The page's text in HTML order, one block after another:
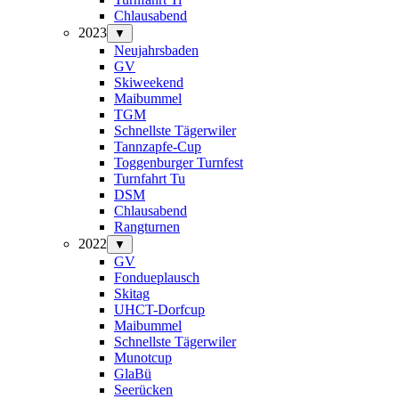
Chlausabend
2023
▼
Neujahrsbaden
GV
Skiweekend
Maibummel
TGM
Schnellste Tägerwiler
Tannzapfe-Cup
Toggenburger Turnfest
Turnfahrt Tu
DSM
Chlausabend
Rangturnen
2022
▼
GV
Fondueplausch
Skitag
UHCT-Dorfcup
Maibummel
Schnellste Tägerwiler
Munotcup
GlaBü
Seerücken